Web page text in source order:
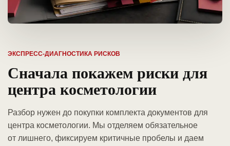
ЭКСПРЕСС-ДИАГНОСТИКА РИСКОВ
Сначала покажем риски для
центра косметологии
Разбор нужен до покупки комплекта документов для
центра косметологии. Мы отделяем обязательное
от лишнего, фиксируем критичные пробелы и даем